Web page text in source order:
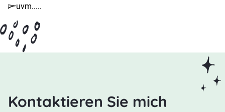
uvm.....
Kontaktieren Sie mich